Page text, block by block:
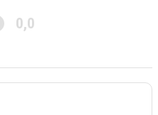
0,0